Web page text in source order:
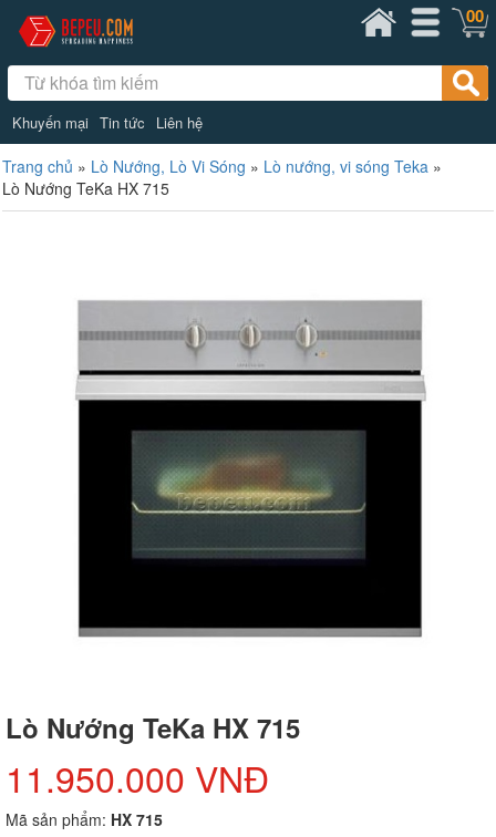
Khuyến mại Tin tức Liên hệ
00
Trang chủ » Lò Nướng, Lò Vi Sóng » Lò nướng, vi sóng Teka »
Lò Nướng TeKa HX 715
Lò Nướng TeKa HX 715
11.950.000 VNĐ
Mã sản phẩm: HX 715